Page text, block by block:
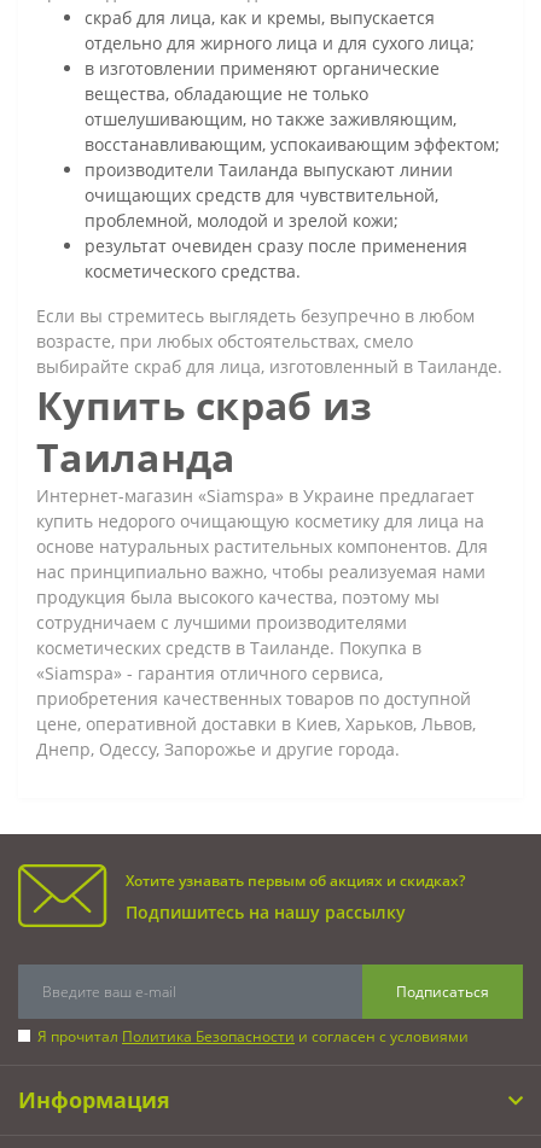
скраб для лица, как и кремы, выпускается
отдельно для жирного лица и для сухого лица;
в изготовлении применяют органические
вещества, обладающие не только
отшелушивающим, но также заживляющим,
восстанавливающим, успокаивающим эффектом;
производители Таиланда выпускают линии
очищающих средств для чувствительной,
проблемной, молодой и зрелой кожи;
результат очевиден сразу после применения
косметического средства.
Если вы стремитесь выглядеть безупречно в любом
возрасте, при любых обстоятельствах, смело
выбирайте скраб для лица, изготовленный в Таиланде.
Купить скраб из
Таиланда
Интернет-магазин «Siamspa» в Украине предлагает
купить недорого очищающую косметику для лица на
основе натуральных растительных компонентов. Для
нас принципиально важно, чтобы реализуемая нами
продукция была высокого качества, поэтому мы
сотрудничаем с лучшими производителями
косметических средств в Таиланде. Покупка в
«Siamspa» - гарантия отличного сервиса,
приобретения качественных товаров по доступной
цене, оперативной доставки в Киев, Харьков, Львов,
Днепр, Одессу, Запорожье и другие города.
Хотите узнавать первым об акциях и скидках?
Подпишитесь на нашу рассылку
Подписаться
Я прочитал Политика Безопасности и согласен с условиями
Информация